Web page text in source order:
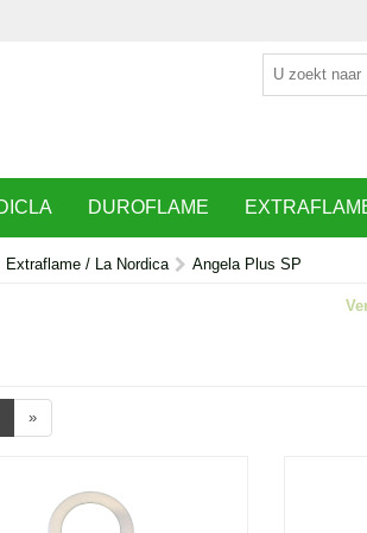
DUROFLAME
Extraflame / La Nordica Angela Plus SP
»